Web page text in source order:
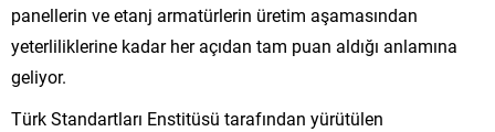
panellerin ve etanj armatürlerin üretim aşamasından
yeterliliklerine kadar her açıdan tam puan aldığı anlamına
geliyor.
Türk Standartları Enstitüsü tarafından yürütülen